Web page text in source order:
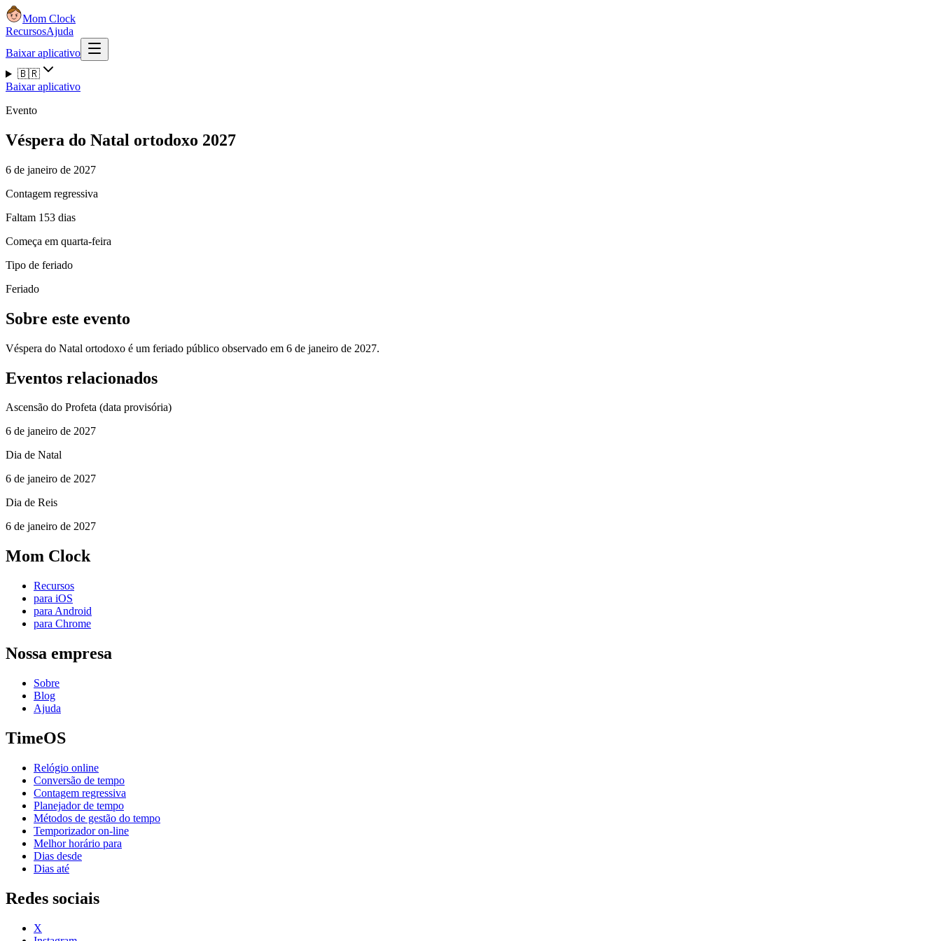
Mom Clock
RecursosAjuda
Baixar aplicativo
🇧🇷
Baixar aplicativo
Evento
Véspera do Natal ortodoxo 2027
6 de janeiro de 2027
Contagem regressiva
Faltam 153 dias
Começa em quarta-feira
Tipo de feriado
Feriado
Sobre este evento
Véspera do Natal ortodoxo é um feriado público observado em 6 de janeiro de 2027.
Eventos relacionados
Ascensão do Profeta (data provisória)
6 de janeiro de 2027
Dia de Natal
6 de janeiro de 2027
Dia de Reis
6 de janeiro de 2027
Mom Clock
Recursos
para iOS
para Android
para Chrome
Nossa empresa
Sobre
Blog
Ajuda
TimeOS
Relógio online
Conversão de tempo
Contagem regressiva
Planejador de tempo
Métodos de gestão do tempo
Temporizador on-line
Melhor horário para
Dias desde
Dias até
Redes sociais
X